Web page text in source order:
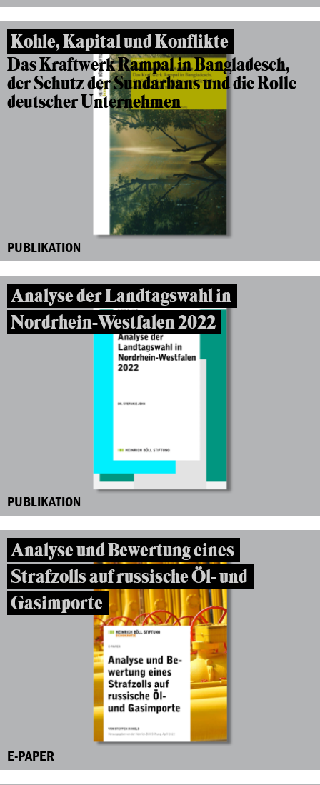
Kohle, Kapital und Konflikte
Das Kraftwerk Rampal in Bangladesch,
der Schutz der Sundarbans und die Rolle
deutscher Unternehmen
PUBLIKATION
Analyse der Landtagswahl in
Nordrhein-Westfalen 2022
PUBLIKATION
Analyse und Bewertung eines
Strafzolls auf russische Öl- und
Gasimporte
E-PAPER